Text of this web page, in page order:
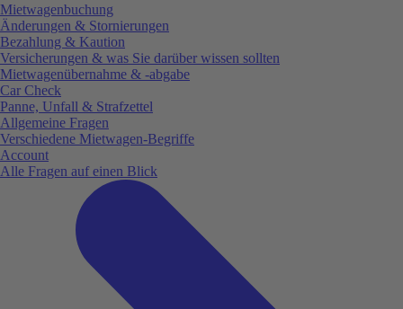
Mietwagenbuchung
Änderungen & Stornierungen
Bezahlung & Kaution
Versicherungen & was Sie darüber wissen sollten
Mietwagenübernahme & -abgabe
Car Check
Panne, Unfall & Strafzettel
Allgemeine Fragen
Verschiedene Mietwagen-Begriffe
Account
Alle Fragen auf einen Blick